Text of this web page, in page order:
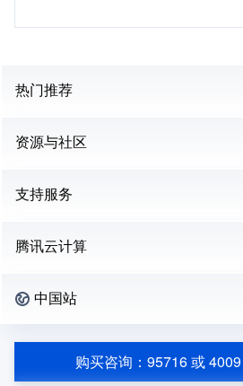
热门推荐
资源与社区
支持服务
腾讯云计算
中国站
购买咨询：95716 或